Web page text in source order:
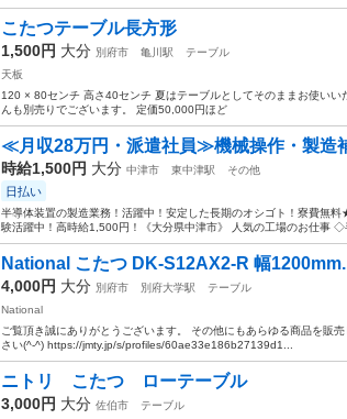
こたつテーブル長方形
1,500円 大分 別府市 亀川駅
テーブル
天板
120 × 80センチ 高さ40センチ 夏はテーブルとしてそのままお使いい
んも別売りでございます。 定価50,000円ほど
≪月収28万円・派遣社員≫機械操作・製造
時給1,500円 大分 中津市 東中津駅 その他
日払い
半導体装置の製造業務！活躍中！安定した長期のオシゴト！寮費
験活躍中！高時給1,500円！《大分県中津市》 人気の工場のお仕事
National こたつ DK-S12AX2-R 幅
4,000円 大分 別府市 別府大学駅
テーブル
National
ご覧頂き誠にありがとうございます。 その他にもあらゆる商品を販
さい(^-^) https://jmty.jp/s/profiles/60ae33e186b27139d1...
ニトリ こたつ ローテーブル
3,000円 大分 佐伯市
テーブル